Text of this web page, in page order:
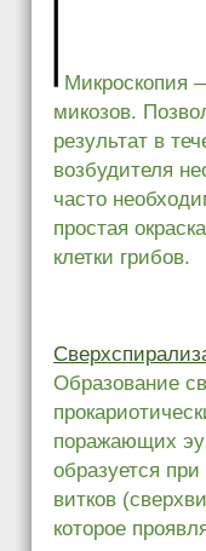
Микроскопия
микозов.
результат в
возбудителя
часто
простая
клетки грибов.
Образование
поражающих
образуется
витков
которое